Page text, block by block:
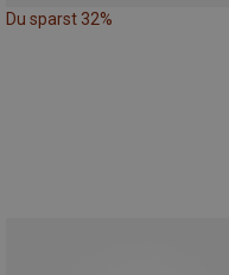
Du sparst 32%